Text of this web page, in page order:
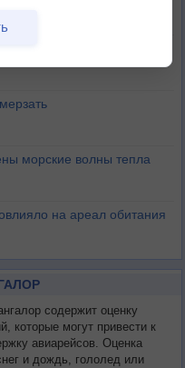
морские волны тепла
на ареал обитания
содержит оценку
которые могут привести к
авиарейсов. Оценка
и дождь, гололед или